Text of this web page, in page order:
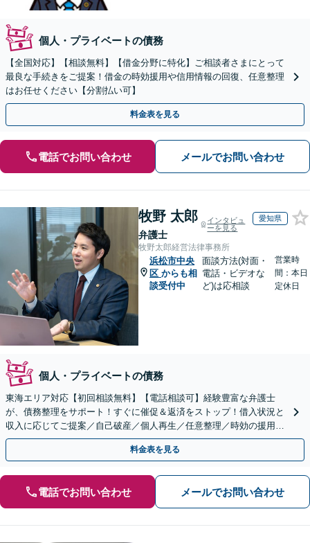
個人・プライベートの債務
【全国対応】【相談無料】【借金分野に特化】ご相談者さまにとって
最良な手続きをご提案！借金の時効援用や信用情報の回復、任意整理
はお任せください【分割払い可】
料金表を見る
電話でお問い合わせ メールでお問い合わせ
牧野 太郎
弁護士
インタビュ
ーを見る
愛知県
牧野太郎経営法律事務所
浜松市中央
区 からも相
談受付中
面談方法(対面・
電話・ビデオな
ど)は応相談
営業時
間：本日
定休日
個人・プライベートの債務
東海エリア対応【初回相談無料】【電話相談可】経験豊富な弁護士
が、債務整理をサポート！すぐに催促＆返済をストップ！借入状況と
収入に応じてご提案／自己破産／個人再生／任意整理／時効の援用に
関するご相談も可能【完全個室】【メール予約可】
料金表を見る
電話でお問い合わせ メールでお問い合わせ